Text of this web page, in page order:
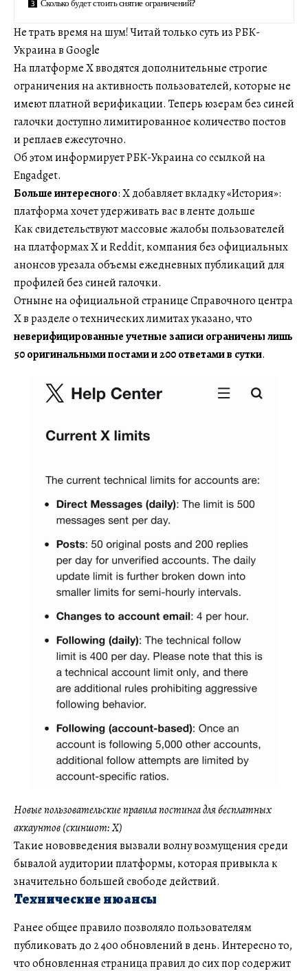
Сколько будет стоить снятие ограничений?
Не трать время на шум! Читай только суть из РБК-
Украина в Google
На платформе X вводятся дополнительные строгие
ограничения на активность пользователей, которые не
имеют платной верификации. Теперь юзерам без синей
галочки доступно лимитированное количество постов
и реплаев ежесуточно.
Об этом информирует РБК-Украина со ссылкой на
Engadget.
Больше интересного: X добавляет вкладку «История»:
платформа хочет удерживать вас в ленте дольше
Как свидетельствуют массовые жалобы пользователей
на платформах X и Reddit, компания без официальных
анонсов урезала объемы ежедневных публикаций для
профилей без синей галочки.
Отныне на официальной странице Справочного центра
X в разделе о технических лимитах указано, что
неверифицированные учетные записи ограничены лишь
50 оригинальными постами и 200 ответами в сутки.
Новые пользовательские правила постинга для бесплатных
аккаунтов (скиншот: Х)
Такие нововведения вызвали волну возмущения среди
бывалой аудитории платформы, которая привыкла к
значительно большей свободе действий.
Технические нюансы
Ранее общее правило позволяло пользователям
публиковать до 2 400 обновлений в день. Интересно то,
что обновленная страница правил до сих пор содержит